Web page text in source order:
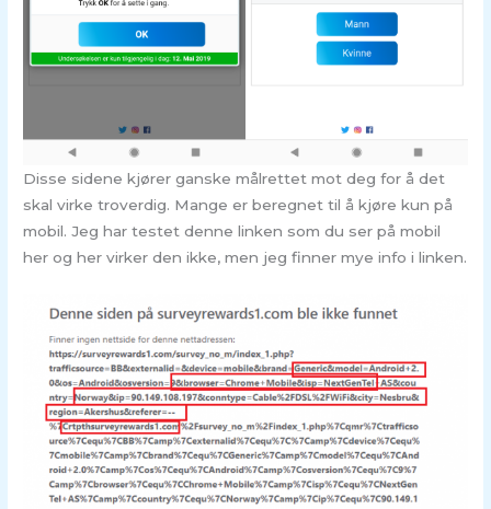
Disse sidene kjører ganske målrettet mot deg for å det
skal virke troverdig. Mange er beregnet til å kjøre kun på
mobil. Jeg har testet denne linken som du ser på mobil
her og her virker den ikke, men jeg finner mye info i linken.